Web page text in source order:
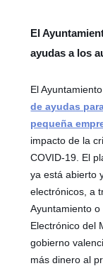
El
ayudas a los
El
de ayudas
pequeña
impacto de la
COVID-19. El
ya está abierto
electrónicos, a
Ayuntamiento
Electrónico del
gobierno
más dinero al